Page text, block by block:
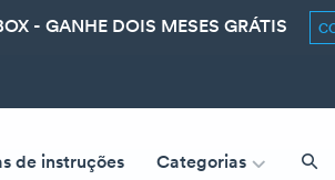
- GANHE DOIS MESES GRÁTIS
de instruções Categorias